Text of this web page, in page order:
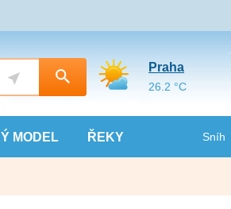
MODEL ŘEKY Sníh
Praha
26.2 °C